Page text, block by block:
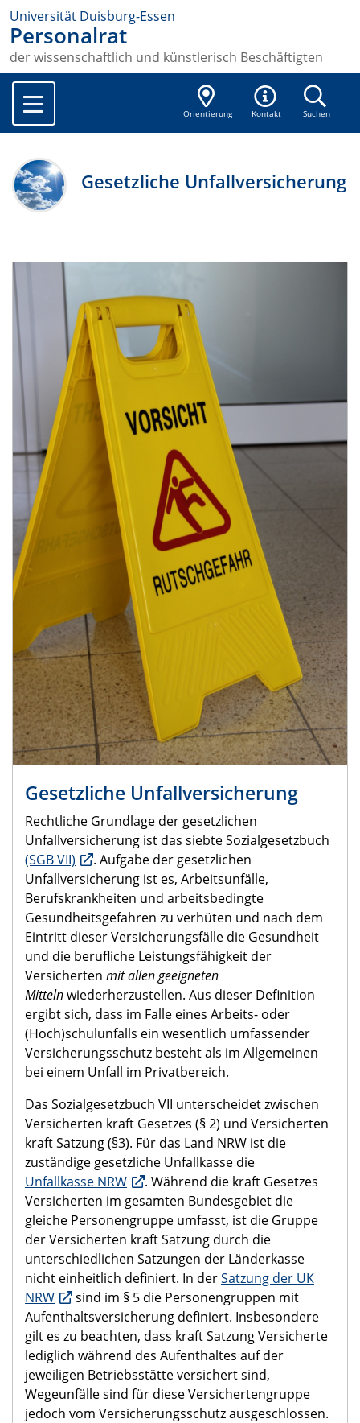
Universität Duisburg-Essen
Personalrat
der wissenschaftlich und künstlerisch Beschäftigten
Orientierung Kontakt Suchen
Gesetzliche Unfallversicherung
Gesetzliche Unfallversicherung
Rechtliche Grundlage der gesetzlichen
Unfallversicherung ist das siebte Sozialgesetzbuch
(SGB VII)
. Aufgabe der gesetzlichen
Unfallversicherung ist es, Arbeitsunfälle,
Berufskrankheiten und arbeitsbedingte
Gesundheitsgefahren zu verhüten und nach dem
Eintritt dieser Versicherungsfälle die Gesundheit
und die berufliche Leistungsfähigkeit der
Versicherten mit allen geeigneten
Mittelnwiederherzustellen. Aus dieser Definition
ergibt sich, dass im Falle eines Arbeits- oder
(Hoch)schulunfalls ein wesentlich umfassender
Versicherungsschutz besteht als im Allgemeinen
bei einem Unfall im Privatbereich.
Das Sozialgesetzbuch VII unterscheidet zwischen
Versicherten kraft Gesetzes (§ 2) und Versicherten
kraft Satzung (§3). Für das Land NRW ist die
zuständige gesetzliche Unfallkasse die
Unfallkasse NRW
. Während die kraft Gesetzes
Versicherten im gesamten Bundesgebiet die
gleiche Personengruppe umfasst, ist die Gruppe
der Versicherten kraft Satzung durch die
unterschiedlichen Satzungen der Länderkasse
nicht einheitlich definiert. In derSatzung der UK
NRW
sind im § 5 die Personengruppen mit
Aufenthaltsversicherung definiert. Insbesondere
gilt es zu beachten, dass kraft Satzung Versicherte
lediglich während des Aufenthaltes auf der
jeweiligen Betriebsstätte versichert sind,
Wegeunfälle sind für diese Versichertengruppe
jedoch vom Versicherungsschutz ausgeschlossen.